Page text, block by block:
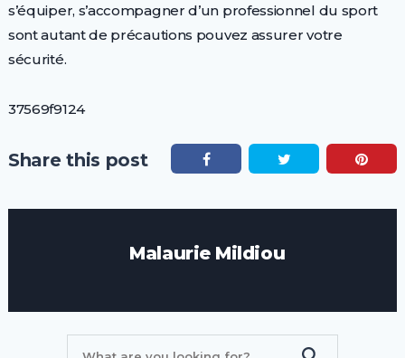
s’équiper, s’accompagner d’un professionnel du sport
sont autant de précautions pouvez assurer votre
sécurité.
37569f9124
Share this post
Malaurie Mildiou